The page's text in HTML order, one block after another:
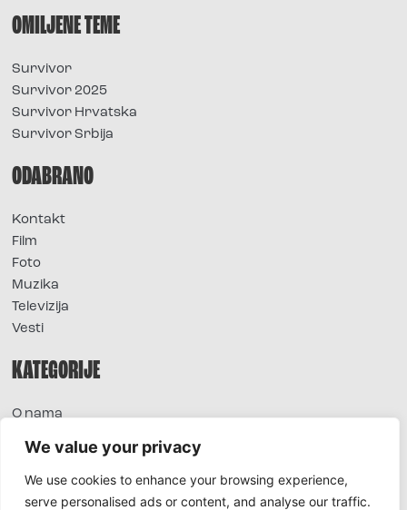
We value your privacy
We use cookies to enhance your browsing experience,
serve personalised ads or content, and analyse our traffic.
OMILJENE TEME
Survivor
Survivor 2025
Survivor Hrvatska
Survivor Srbija
ODABRANO
Kontakt
Film
Foto
Muzika
Televizija
Vesti
KATEGORIJE
O nama
Extra
Foto
Moda